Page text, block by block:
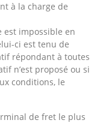
à la charge de
est impossible en
ci est tenu de
répondant à toutes
n’est proposé ou si
conditions, le
de fret le plus